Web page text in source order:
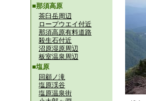
■那須高原
茶臼岳周辺
ロープウエイ付近
那須高原有料道路
殺生石付近
沼原湿原周辺
板室温泉周辺
■塩原
回顧ノ滝
塩原渓谷
塩原温泉街